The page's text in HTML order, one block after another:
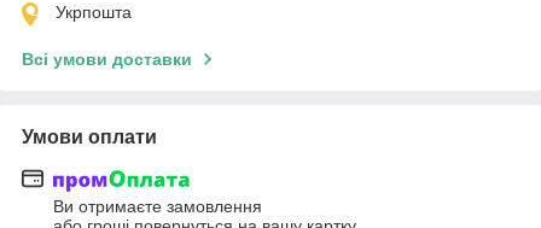
Укрпошта
Всі умови доставки
Умови оплати
Ви отримаєте замовлення